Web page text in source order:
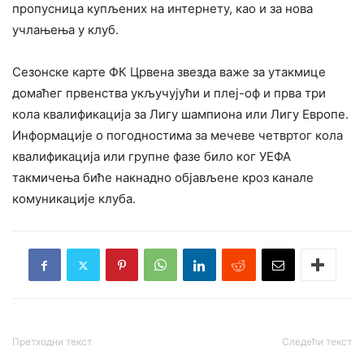
пропусница купљених на интернету, као и за нова
учлањења у клуб.
Сезонске карте ФК Црвена звезда важе за утакмице
домаћег првенства укључујући и плеј-оф и прва три
кола квалификација за Лигу шампиона или Лигу Европе.
Информације о погодностима за мечеве четвртог кола
квалификација или групне фазе било ког УЕФА
такмичења биће накнадно објављене кроз канале
комуникације клуба.
Претходни текст Следећи текст